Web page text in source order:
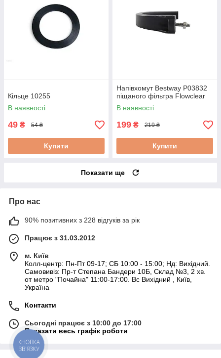
Кільце 10255
В наявності
49 ₴ 54 ₴
Купити
Напівхомут Bestway P03832
піщаного фільтра Flowclear
В наявності
199 ₴ 219 ₴
Купити
Показати ще
Про нас
90% позитивних з 228 відгуків за рік
Працює з 31.03.2012
м. Київ
Колл-центр: Пн-Пт 09-17; СБ 10:00 - 15:00; Нд: Вихідний.
Самовивіз: Пр-т Степана Бандери 10Б, Склад №3, 2 хв.
от метро "Почайна" 11:00-17:00. Вс Вихідний , Київ,
Україна
Контакти
Сьогодні працює з 10:00 до 17:00
Показати весь графік роботи
КНОПКА
ЗВ'ЯЗКУ